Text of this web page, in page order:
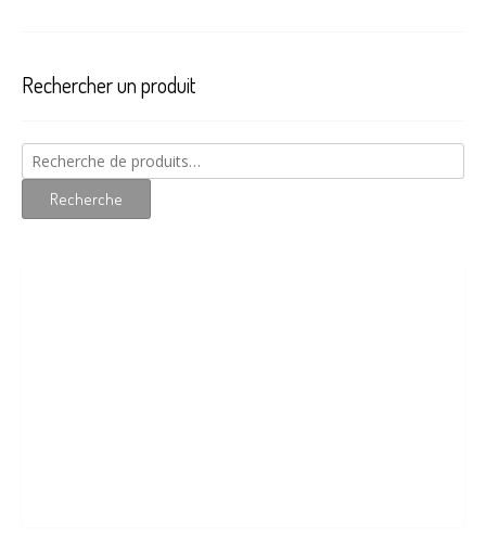
Rechercher un produit
Recherche
pour :
Recherche